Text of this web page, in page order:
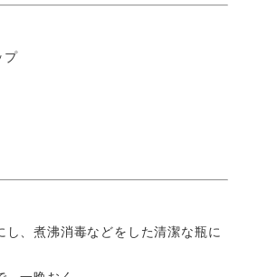
プ
し、煮沸消毒などをした清潔な瓶に